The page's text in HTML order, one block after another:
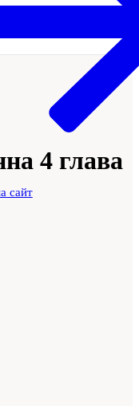
сайт
4 глава